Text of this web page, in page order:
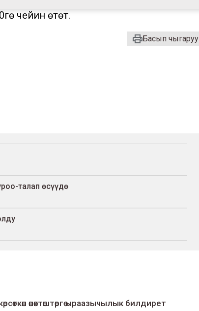
чейин өтөт.
Басып чыгаруу
талап өсүүдө
өнөктөштөргө ыраазычылык билдирет